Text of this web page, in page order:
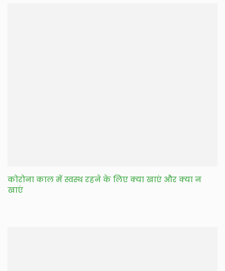
कोरोना काल में स्वस्थ रहने के लिए क्या खाएं और क्या न
खाएं